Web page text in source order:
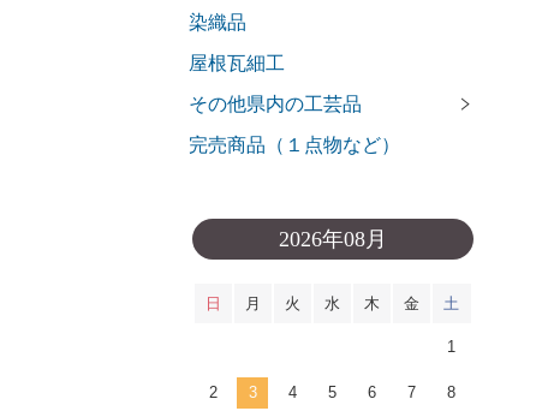
染織品
屋根瓦細工
その他県内の工芸品
完売商品（１点物など）
2026年08月
日 月 火 水 木 金 土
1
2 3 4 5 6 7 8